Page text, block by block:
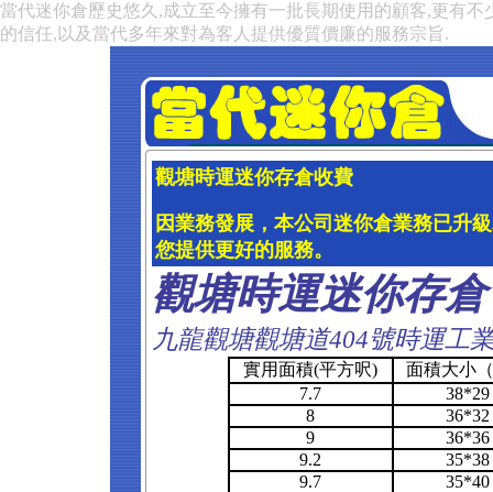
當代迷你倉歷史悠久,成立至今擁有一批長期使用的顧客,更有
的信任,以及當代多年來對為客人提供優質價廉的服務宗旨.
觀塘時運迷你存倉收費
因業務發展，本公司迷你倉業務已升
您提供更好的服務。
觀塘時運迷你存倉
九龍觀塘觀塘道404號時運工
實用面積(平方呎)
面積大小
7.7
38*29
8
36*32
9
36*36
9.2
35*38
9.7
35*40